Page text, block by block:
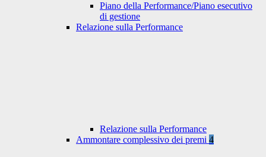
Piano della Performance/Piano esecutivo
di gestione
Relazione sulla Performance
Relazione sulla Performance
Ammontare complessivo dei premi 4